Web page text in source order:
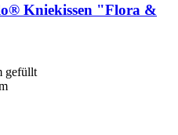
Kniekissen "Flora &
gefüllt